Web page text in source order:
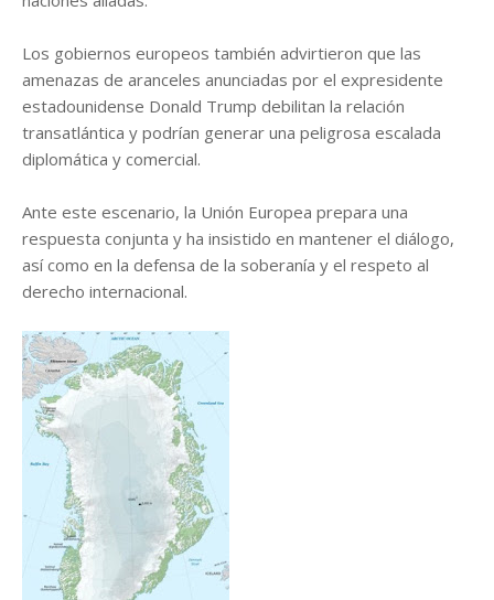
Los gobiernos europeos también advirtieron que las
amenazas de aranceles anunciadas por el expresidente
estadounidense Donald Trump debilitan la relación
transatlántica y podrían generar una peligrosa escalada
diplomática y comercial.
Ante este escenario, la Unión Europea prepara una
respuesta conjunta y ha insistido en mantener el diálogo,
así como en la defensa de la soberanía y el respeto al
derecho internacional.